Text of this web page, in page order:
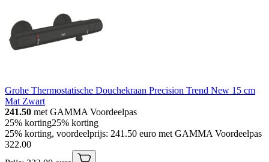
Grohe Thermostatische Douchekraan Precision Trend New 15 cm
Mat Zwart
241.50 met GAMMA Voordeelpas
25% korting25% korting
25% korting, voordeelprijs: 241.50 euro met GAMMA Voordeelpas
322.00